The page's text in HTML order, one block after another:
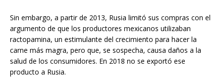
Sin embargo, a partir de 2013, Rusia limitó sus compras con el
argumento de que los productores mexicanos utilizaban
ractopamina, un estimulante del crecimiento para hacer la
carne más magra, pero que, se sospecha, causa daños a la
salud de los consumidores. En 2018 no se exportó ese
producto a Rusia.